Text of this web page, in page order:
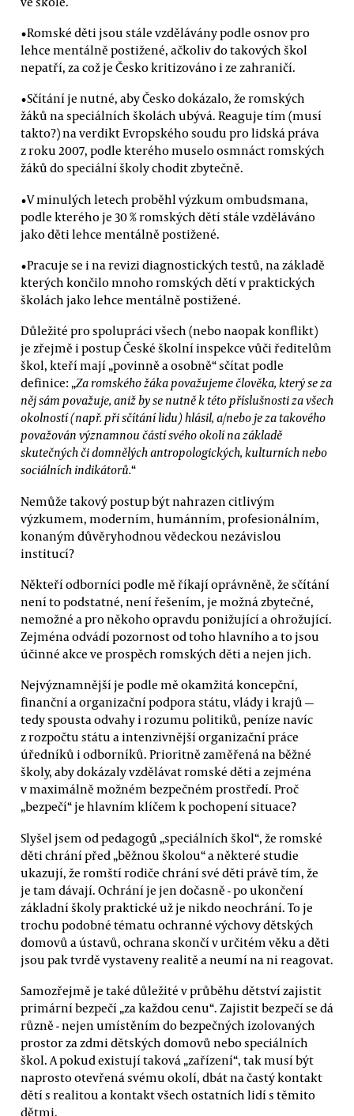
•Romské děti jsou stále vzdělávány podle osnov pro
lehce mentálně postižené, ačkoliv do takových škol
nepatří, za což je Česko kritizováno i ze zahraničí.
•Sčítání je nutné, aby Česko dokázalo, že romských
žáků na speciálních školách ubývá. Reaguje tím (musí
takto?) na verdikt Evropského soudu pro lidská práva
z roku 2007, podle kterého muselo osmnáct romských
žáků do speciální školy chodit zbytečně.
•V minulých letech proběhl výzkum ombudsmana,
podle kterého je 30 % romských dětí stále vzděláváno
jako děti lehce mentálně postižené.
•Pracuje se i na revizi diagnostických testů, na základě
kterých končilo mnoho romských dětí v praktických
školách jako lehce mentálně postižené.
Důležité pro spolupráci všech (nebo naopak konflikt)
je zřejmě i postup České školní inspekce vůči ředitelům
škol, kteří mají „povinně a osobně“ sčítat podle
definice: „Za romského žáka považujeme člověka, který se za
něj sám považuje, aniž by se nutně k této příslušnosti za všech
okolností (např. při sčítání lidu) hlásil, a/nebo je za takového
považován významnou částí svého okolí na základě
skutečných či domnělých antropologických, kulturních nebo
sociálních indikátorů.“
Nemůže takový postup být nahrazen citlivým
výzkumem, moderním, humánním, profesionálním,
konaným důvěryhodnou vědeckou nezávislou
institucí?
Někteří odborníci podle mě říkají oprávněně, že sčítání
není to podstatné, není řešením, je možná zbytečné,
nemožné a pro někoho opravdu ponižující a ohrožující.
Zejména odvádí pozornost od toho hlavního a to jsou
účinné akce ve prospěch romských děti a nejen jich.
Nejvýznamnější je podle mě okamžitá koncepční,
finanční a organizační podpora státu, vlády i krajů —
tedy spousta odvahy i rozumu politiků, peníze navíc
z rozpočtu státu a intenzivnější organizační práce
úředníků i odborníků. Prioritně zaměřená na běžné
školy, aby dokázaly vzdělávat romské děti a zejména
v maximálně možném bezpečném prostředí. Proč
„bezpečí“ je hlavním klíčem k pochopení situace?
Slyšel jsem od pedagogů „speciálních škol“, že romské
děti chrání před „běžnou školou“ a některé studie
ukazují, že romští rodiče chrání své děti právě tím, že
je tam dávají. Ochrání je jen dočasně - po ukončení
základní školy praktické už je nikdo neochrání. To je
trochu podobné tématu ochranné výchovy dětských
domovů a ústavů, ochrana skončí v určitém věku a děti
jsou pak tvrdě vystaveny realitě a neumí na ni reagovat.
Samozřejmě je také důležité v průběhu dětství zajistit
primární bezpečí „za každou cenu“. Zajistit bezpečí se dá
různě - nejen umístěním do bezpečných izolovaných
prostor za zdmi dětských domovů nebo speciálních
škol. A pokud existují taková „zařízení“, tak musí být
naprosto otevřená svému okolí, dbát na častý kontakt
dětí s realitou a kontakt všech ostatních lidí s těmito
dětmi.